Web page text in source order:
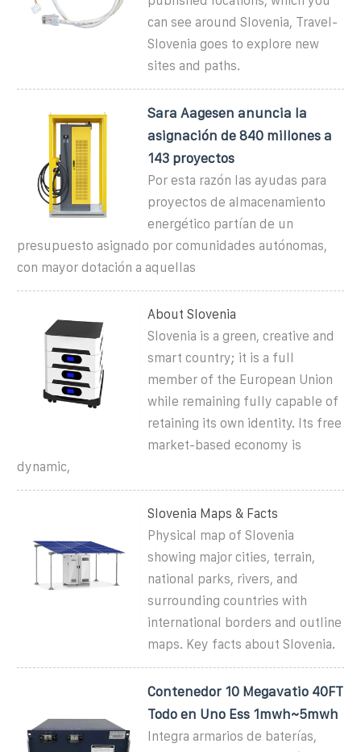
can see around Slovenia, Travel-
Slovenia goes to explore new
sites and paths.
Sara Aagesen anuncia la
asignación de 840 millones a
143 proyectos
Por esta razón las ayudas para
proyectos de almacenamiento
energético partían de un
presupuesto asignado por comunidades autónomas,
con mayor dotación a aquellas
About Slovenia
Slovenia is a green, creative and
smart country; it is a full
member of the European Union
while remaining fully capable of
retaining its own identity. Its free
market-based economy is
dynamic,
Slovenia Maps & Facts
Physical map of Slovenia
showing major cities, terrain,
national parks, rivers, and
surrounding countries with
international borders and outline
maps. Key facts about Slovenia.
Contenedor 10 Megavatio 40FT
Todo en Uno Ess 1mwh~5mwh
Integra armarios de baterías,